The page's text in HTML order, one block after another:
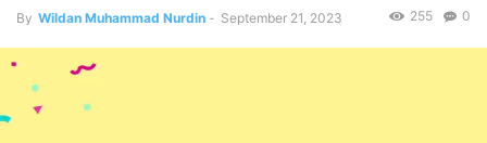
By Wildan Muhammad Nurdin - September 21, 2023 0
255